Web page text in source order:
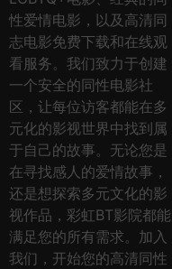
性爱情电影，以及高清同
志电影免费下载和在线观
看服务。我们致力于创建
一个安全的同性电影社
区，让每位访客都能在多
元化的影视世界中找到属
于自己的故事。无论您是
在寻找感人的爱情故事，
还是想探索多元文化的影
视作品，彩虹BT影院都能
满足您的所有需求。加入
我们，开始您的高清同性